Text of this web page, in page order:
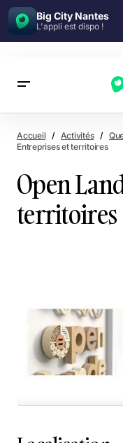
Big City Nantes
L'appli est dispo !
Accueil Activités
Entreprises et territoires
Open
territoires